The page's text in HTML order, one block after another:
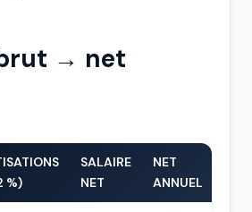
→ net
%)
SALAIRE
NET
NET
ANNUEL